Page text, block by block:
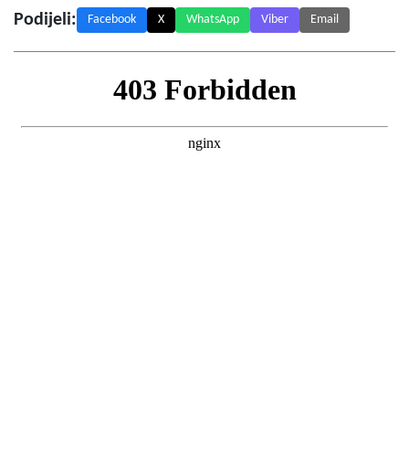
Podijeli: Facebook X WhatsApp Viber Email